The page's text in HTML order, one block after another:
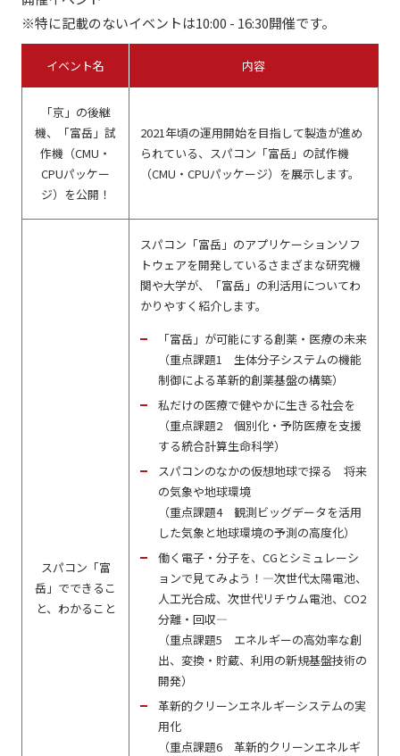
※特に記載のないイベントは10:00 - 16:30開催です。
イベント名 内容
「京」の後継
機、「富岳」試
作機（CMU・
CPUパッケー
ジ）を公開！
2021年頃の運用開始を目指して製造が進め
られている、スパコン「富岳」の試作機
（CMU・CPUパッケージ）を展示します。
スパコン「富
岳」でできるこ
と、わかること
スパコン「富岳」のアプリケーションソフ
トウェアを開発しているさまざまな研究機
関や大学が、「富岳」の利活用についてわ
かりやすく紹介します。
「富岳」が可能にする創薬・医療の未来
（重点課題1 生体分子システムの機能
制御による革新的創薬基盤の構築）
私だけの医療で健やかに生きる社会を
（重点課題2 個別化・予防医療を支援
する統合計算生命科学）
スパコンのなかの仮想地球で探る 将来
の気象や地球環境
（重点課題4 観測ビッグデータを活用
した気象と地球環境の予測の高度化）
働く電子・分子を、CGとシミュレーシ
ョンで見てみよう！―次世代太陽電池、
人工光合成、次世代リチウム電池、CO2
分離・回収―
（重点課題5 エネルギーの高効率な創
出、変換・貯蔵、利用の新規基盤技術の
開発）
革新的クリーンエネルギーシステムの実
用化
（重点課題6 革新的クリーンエネルギ